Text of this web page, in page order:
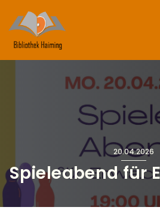
20.04.2026
Spieleabend für